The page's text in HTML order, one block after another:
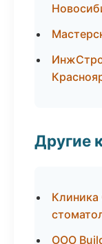
Другие
Клиника
ООО